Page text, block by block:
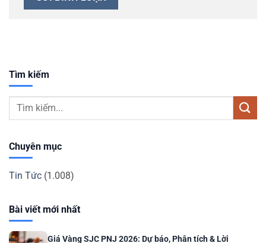
Tìm kiếm
Chuyên mục
Tin Tức (1.008)
Bài viết mới nhất
Giá Vàng SJC PNJ 2026: Dự báo, Phân tích & Lời